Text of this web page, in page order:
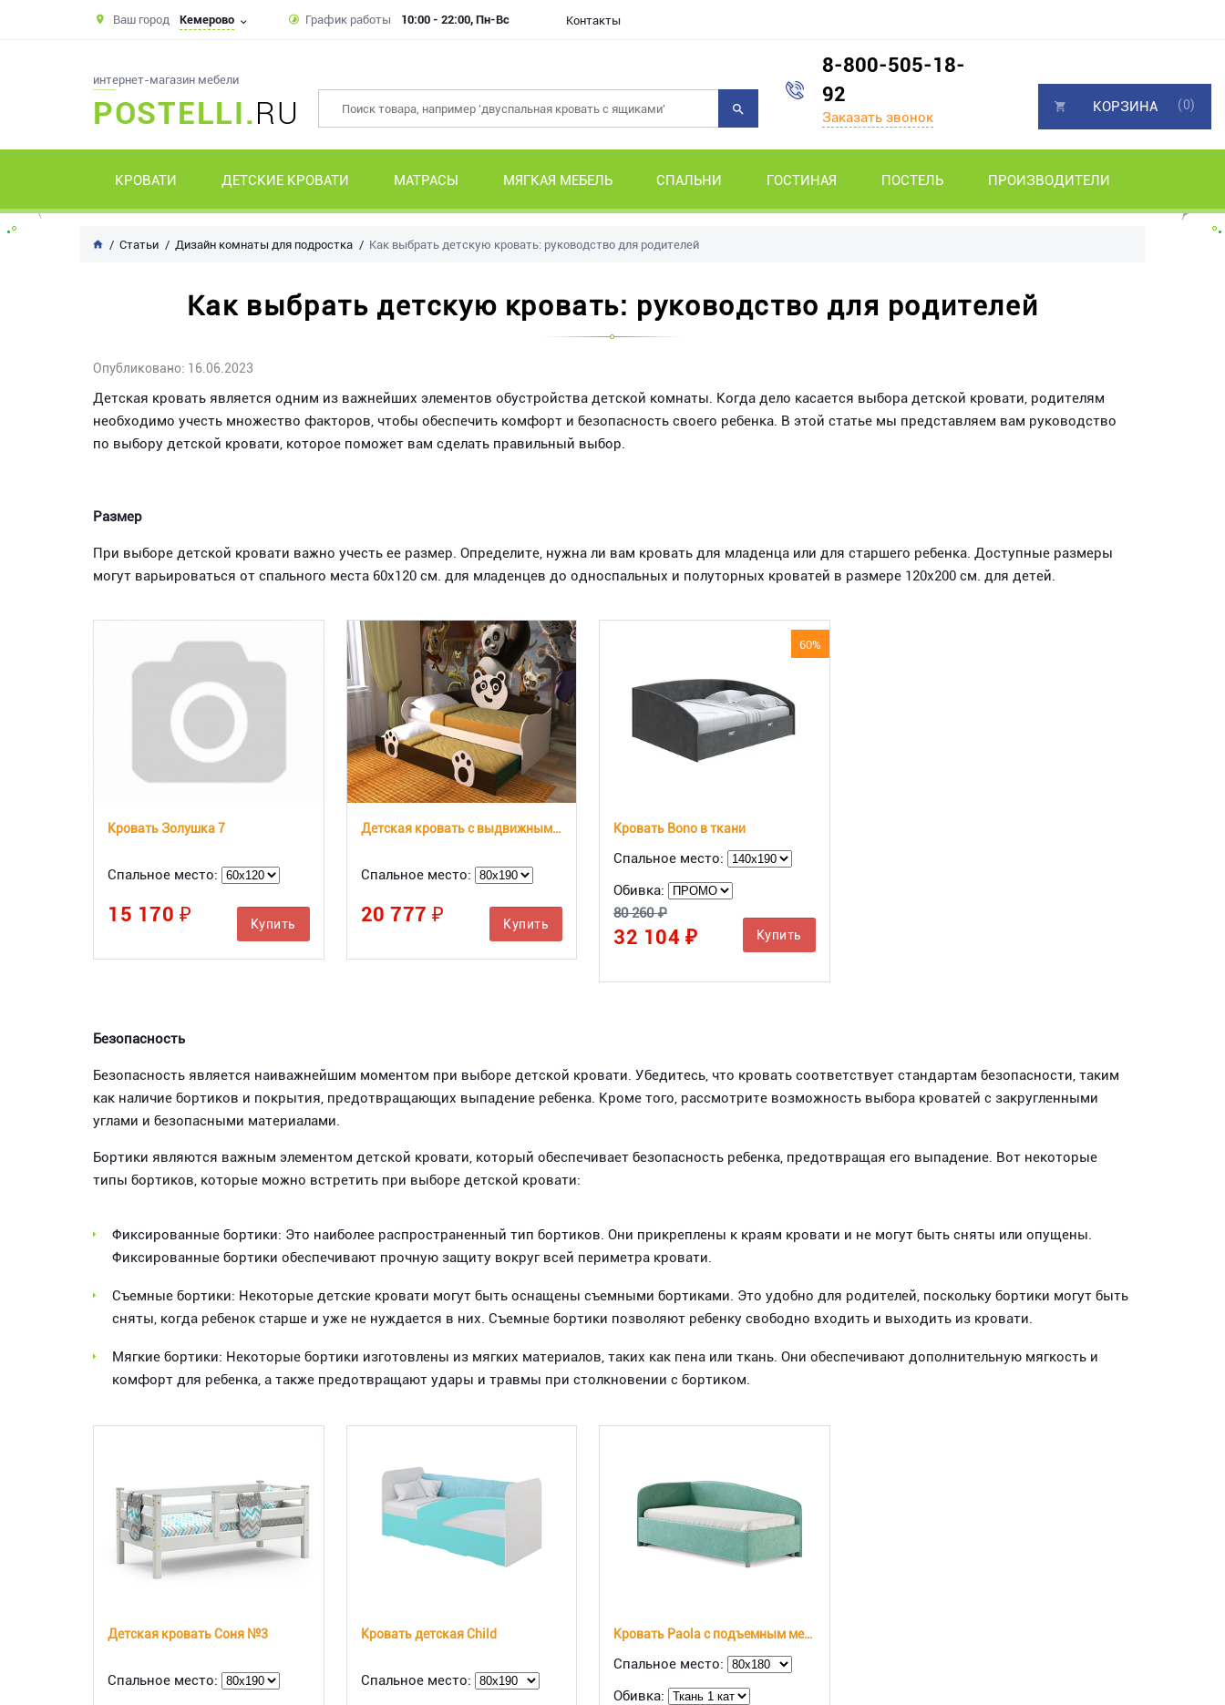
Ваш город Кемерово График работы 10:00 - 22:00, Пн-Вс Контакты
интернет-магазин мебели
POSTELLI.RU
8-800-505-18-
92
Заказать звонок
КРОВАТИ ДЕТСКИЕ КРОВАТИ МАТРАСЫ МЯГКАЯ МЕБЕЛЬ СПАЛЬНИ ГОСТИНАЯ ПОСТЕЛЬ ПРОИЗВОДИТЕЛИ
КОРЗИНА (0)
Статьи Дизайн комнаты для подростка Как выбрать детскую кровать: руководство для родителей
Как выбрать детскую кровать: руководство для родителей
Опубликовано: 16.06.2023
Детская кровать является одним из важнейших элементов обустройства детской комнаты. Когда дело касается выбора детской кровати, родителям
необходимо учесть множество факторов, чтобы обеспечить комфорт и безопасность своего ребенка. В этой статье мы представляем вам руководство
по выбору детской кровати, которое поможет вам сделать правильный выбор.
Размер
При выборе детской кровати важно учесть ее размер. Определите, нужна ли вам кровать для младенца или для старшего ребенка. Доступные размеры
могут варьироваться от спального места 60х120 см. для младенцев до односпальных и полуторных кроватей в размере 120х200 см. для детей.
Кровать Золушка 7
Спальное место:
15 170 ₽ Купить
Детская кровать с выдвижным местом Панда СлавМебель
Спальное место:
20 777 ₽ Купить
60%
Кровать Bono в ткани
Спальное место:
Обивка:
80 260 ₽
32 104 ₽ Купить
Безопасность
Безопасность является наиважнейшим моментом при выборе детской кровати. Убедитесь, что кровать соответствует стандартам безопасности, таким
как наличие бортиков и покрытия, предотвращающих выпадение ребенка. Кроме того, рассмотрите возможность выбора кроватей с закругленными
углами и безопасными материалами.
Бортики являются важным элементом детской кровати, который обеспечивает безопасность ребенка, предотвращая его выпадение. Вот некоторые
типы бортиков, которые можно встретить при выборе детской кровати:
Фиксированные бортики: Это наиболее распространенный тип бортиков. Они прикреплены к краям кровати и не могут быть сняты или опущены.
Фиксированные бортики обеспечивают прочную защиту вокруг всей периметра кровати.
Съемные бортики: Некоторые детские кровати могут быть оснащены съемными бортиками. Это удобно для родителей, поскольку бортики могут быть
сняты, когда ребенок старше и уже не нуждается в них. Съемные бортики позволяют ребенку свободно входить и выходить из кровати.
Мягкие бортики: Некоторые бортики изготовлены из мягких материалов, таких как пена или ткань. Они обеспечивают дополнительную мягкость и
комфорт для ребенка, а также предотвращают удары и травмы при столкновении с бортиком.
Детская кровать Соня №3
Спальное место:
Кровать детская Child
Спальное место:
Кровать Paola с подъемным механизмом
Спальное место:
Обивка: